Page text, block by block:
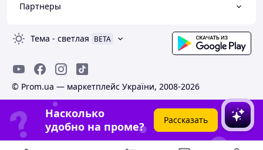
Партнеры
Тема - светлая BETA
© Prom.ua — маркетплейс України, 2008-2026
Насколько
удобно на проме?
Рассказать